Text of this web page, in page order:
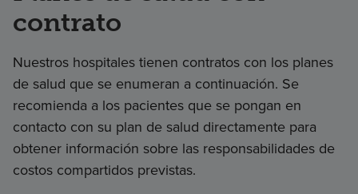
contrato
Nuestros hospitales tienen contratos con los planes
de salud que se enumeran a continuación. Se
recomienda a los pacientes que se pongan en
contacto con su plan de salud directamente para
obtener información sobre las responsabilidades de
costos compartidos previstas.